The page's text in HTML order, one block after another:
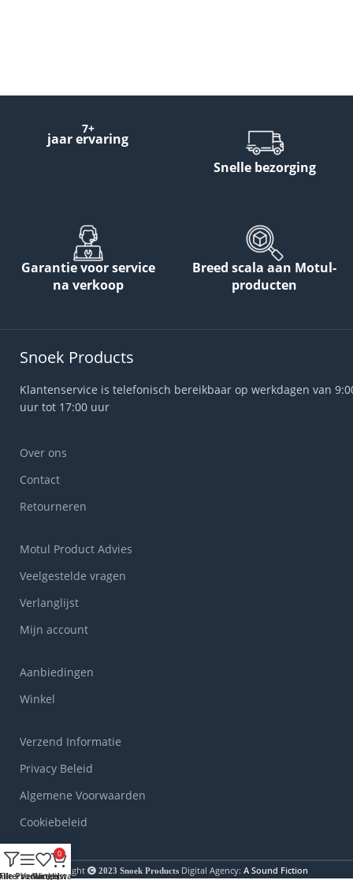
7+
jaar ervaring
Snelle bezorging
Garantie voor service
na verkoop
Breed scala aan Motul-
producten
Snoek Products
Klantenservice is telefonisch bereikbaar op werkdagen van
uur tot 17:00 uur
Over ons
Contact
Retourneren
Motul Product Advies
Veelgestelde vragen
Verlanglijst
Mijn account
Aanbiedingen
Winkel
Verzend Informatie
Privacy Beleid
Algemene Voorwaarden
Cookiebeleid
Copyright 2023 Snoek Products Digital Agency: A Sound Fiction
FiltersProducten
Verlanglijst
0
Winkelwagen